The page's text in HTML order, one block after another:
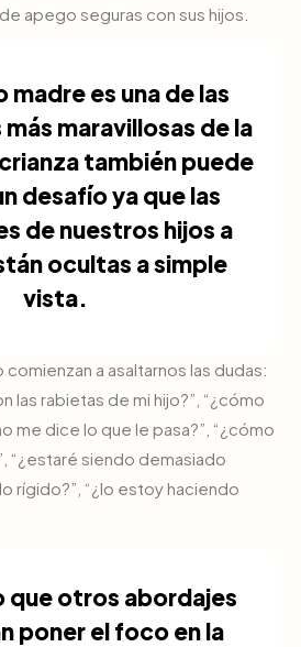
apego seguras con sus hijos.
madre es una de las
maravillosas de la
también puede
desafío ya que las
de nuestros hijos a
ocultas a simple
vista.
a asaltarnos las dudas:
las rabietas de mi hijo?”, “¿cómo
me dice lo que le pasa?”, “¿cómo
“¿estaré siendo demasiado
rígido?”, “¿lo estoy haciendo
que otros abordajes
poner el foco en la